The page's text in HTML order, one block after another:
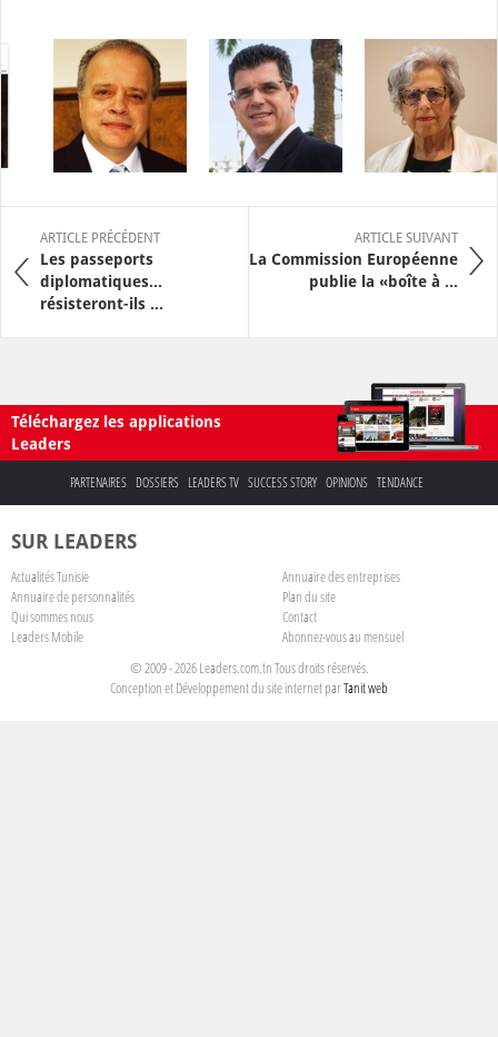
ARTICLE PRÉCÉDENT
Les passeports
diplomatiques…
résisteront-ils ...
ARTICLE SUIVANT
La Commission Européenne
publie la «boîte à ...
Téléchargez les applications
Leaders
PARTENAIRES DOSSIERS LEADERS TV SUCCESS STORY OPINIONS TENDANCE
SUR LEADERS
Actualités Tunisie
Annuaire des entreprises
Annuaire de personnalités
Plan du site
Qui sommes nous
Contact
Leaders Mobile
Abonnez-vous au mensuel
© 2009 - 2026 Leaders.com.tn Tous droits réservés.
Conception et Développement du site internet parTanit web